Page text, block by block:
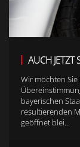
AUCH JETZT
Wir möchten
bayerischen
resultierenden
geöffnet blei...